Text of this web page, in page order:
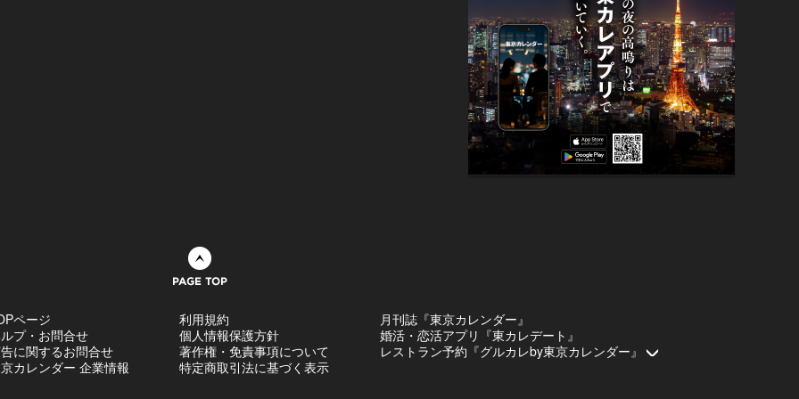
ページ
プ・お問合せ
に関するお問合せ
カレンダー 企業情報
利用規約
個人情報保護方針
著作権・免責事項について
特定商取引法に基づく表示
月刊誌『東京カレンダー』
婚活・恋活アプリ『東カレデート』
レストラン予約『グルカレby東京カレンダー』